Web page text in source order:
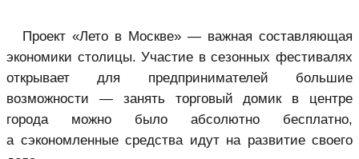
Проект «Лето в Москве» — важная составляющая
экономики столицы. Участие в сезонных фестивалях
открывает для предпринимателей большие
возможности — занять торговый домик в центре
города можно было абсолютно бесплатно,
а сэкономленные средства идут на развитие своего